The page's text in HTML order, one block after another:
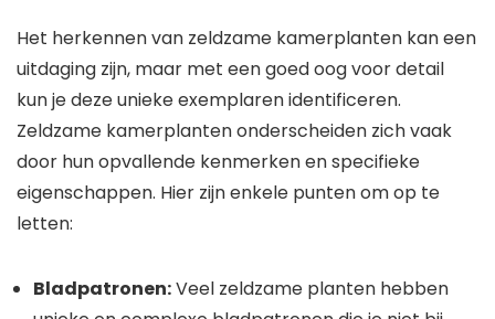
Het herkennen van zeldzame kamerplanten kan een
uitdaging zijn, maar met een goed oog voor detail
kun je deze unieke exemplaren identificeren.
Zeldzame kamerplanten onderscheiden zich vaak
door hun opvallende kenmerken en specifieke
eigenschappen. Hier zijn enkele punten om op te
letten:
Bladpatronen:Veel zeldzame planten hebben